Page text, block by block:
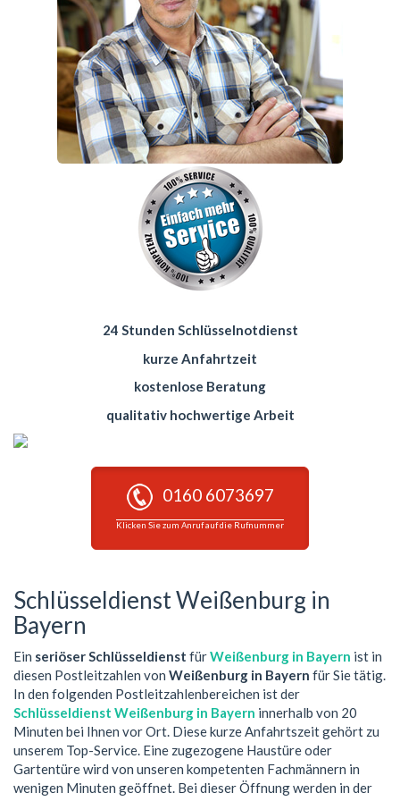
24 Stunden Schlüsselnotdienst
kurze Anfahrtzeit
kostenlose Beratung
qualitativ hochwertige Arbeit
0160 6073697
Klicken Sie zum Anruf auf die Rufnummer
Schlüsseldienst Weißenburg in
Bayern
Ein seriöser Schlüsseldienst fürWeißenburg in Bayern ist in
diesen Postleitzahlen von Weißenburg in Bayern für Sie tätig.
In den folgenden Postleitzahlenbereichen ist der
Schlüsseldienst Weißenburg in Bayern innerhalb von 20
Minuten bei Ihnen vor Ort. Diese kurze Anfahrtszeit gehört zu
unserem Top-Service. Eine zugezogene Haustüre oder
Gartentüre wird von unseren kompetenten Fachmännern in
wenigen Minuten geöffnet. Bei dieser Öffnung werden in der